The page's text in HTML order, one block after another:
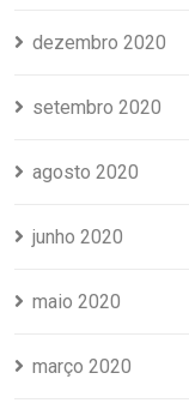
dezembro 2020
setembro 2020
agosto 2020
junho 2020
maio 2020
março 2020